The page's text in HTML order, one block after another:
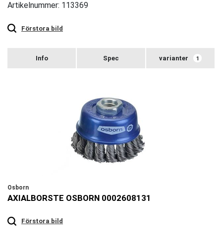
Artikelnummer: 113369
Förstora bild
zoom
varianter 1
Osborn
AXIALBORSTE OSBORN 0002608131
Förstora bild
zoom